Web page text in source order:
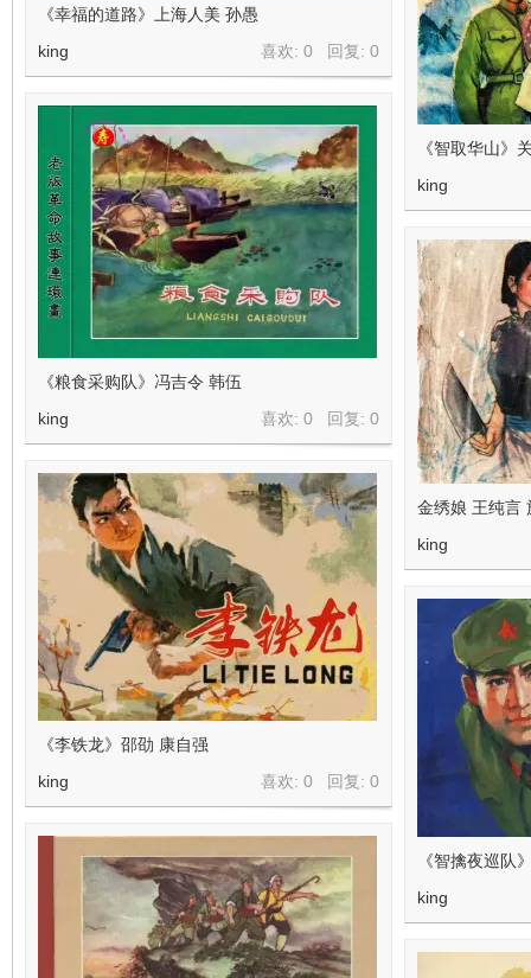
《幸福的道路》上海人美 孙愚
喜欢: 0 回复: 0
king
《智取华山》
king
《粮食采购队》冯吉令 韩伍
喜欢: 0 回复: 0
king
金绣娘 王纯言
king
《李铁龙》邵劭 康自强
喜欢: 0 回复: 0
king
《智擒夜巡队
king